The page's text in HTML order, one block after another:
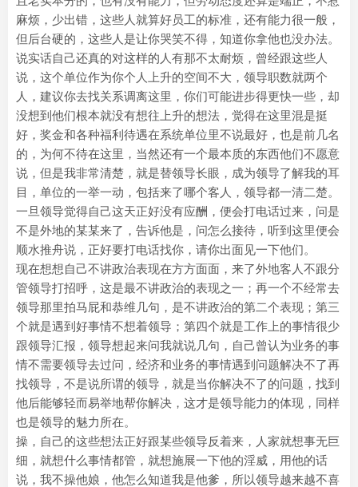
麻烦，少出错，这些人就算好员工的标准，还有能力很一般，
但后台硬的，这些人是让你哭笑不得，知道你拿他也没办法。
说实话自己还真的对这样的人有那不太耐烦，曾经跟这些人
说，这个单位作为你个人上升的空间不大，领导职数就两个
人，建议你去找关系调离这里，你们可能进步得更快一些，却
没想到他们根本就没有想往上升的想法，觉得在这里混是挺
好，奖金和各种福利待遇在系统单位里不说最好，也是前几名
的，为何不待在这里，当然还有一个最本质的东西他们不愿意
说，但是我非常清楚，就是替领导长眼，成为领导了解我的耳
目，单位的一举一动，包括来了哪个客人，领导都一清二楚。
一旦领导觉得自己这天正好没有应酬，便会打电话过来，问是
不是外地的某某来了，告诉他是，问怎么接待，听到这里便会
顺水推舟说，正好要打电话找你，请你出面见一下他们。
现在想想自己不讲政治表现在方方面面，来了外地客人不跟分
管领导打招呼，这是最不讲政治的表现之一；再一个不经常去
领导那里拍马屁和恭维几句，是不讲政治的第二个表现；第三
个就是遇到好事情不想着领导；第四个就是工作上的事情很少
跟领导汇报，领导想起来问我就说几句，自己曾认为业务的事
情不需要领导去过问，经济和业务的事情遇到问题解决不了再
找领导，不是说所谓的领导，就是当你解决不了的问题，找到
他后能够轻而易举地帮你解决，这才是领导能力的体现，同样
也是领导的魅力所在。
操，自己的这些想法正好跟某些领导反着来，人家就想事无巨
细，就想什么事情都管，就想施展一下他的淫威，用他的话
说，我不操他娘，他怎么知道我是他爹，所以领导越来越不喜